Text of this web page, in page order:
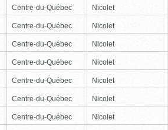
Centre-du-Québec Nicolet
Centre-du-Québec Nicolet
Centre-du-Québec Nicolet
Centre-du-Québec Nicolet
Centre-du-Québec Nicolet
Centre-du-Québec Nicolet
Centre-du-Québec Nicolet